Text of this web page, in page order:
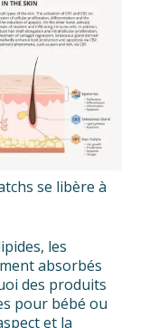
se libère à
les
absorbés
des produits
pour bébé ou
et la